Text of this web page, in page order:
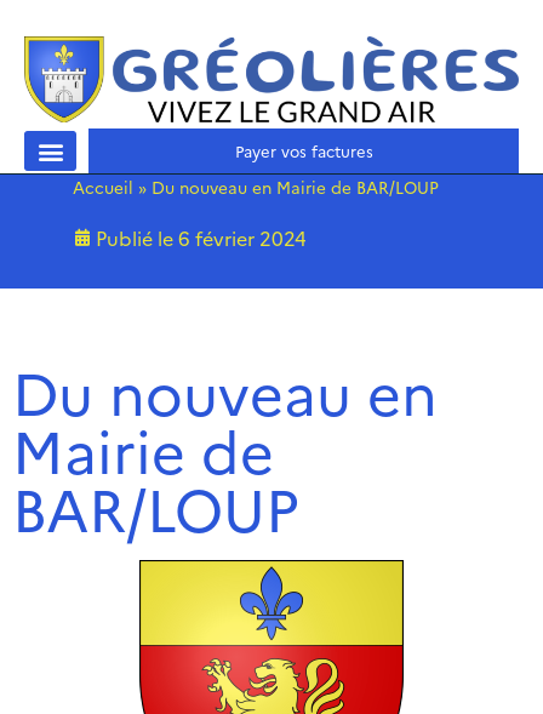
Payer vos factures
Accueil » Du nouveau en Mairie de BAR/LOUP
Publié le6 février 2024
Du nouveau en
Mairie de
BAR/LOUP